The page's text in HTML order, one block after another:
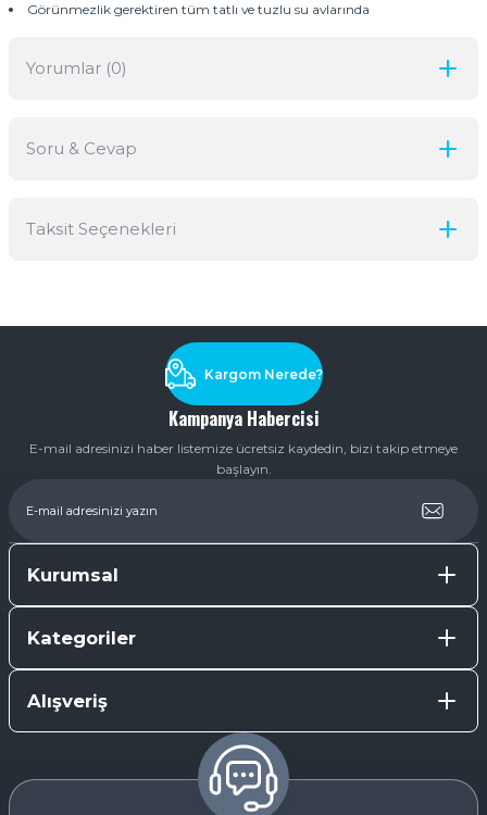
Görünmezlik gerektiren tüm tatlı ve tuzlu su avlarında
Yorumlar (0)
Soru & Cevap
Taksit Seçenekleri
Kampanya Habercisi
E-mail adresinizi haber listemize ücretsiz kaydedin, bizi takip etmeye
başlayın.
Kargom Nerede?
Kurumsal
Kategoriler
Alışveriş